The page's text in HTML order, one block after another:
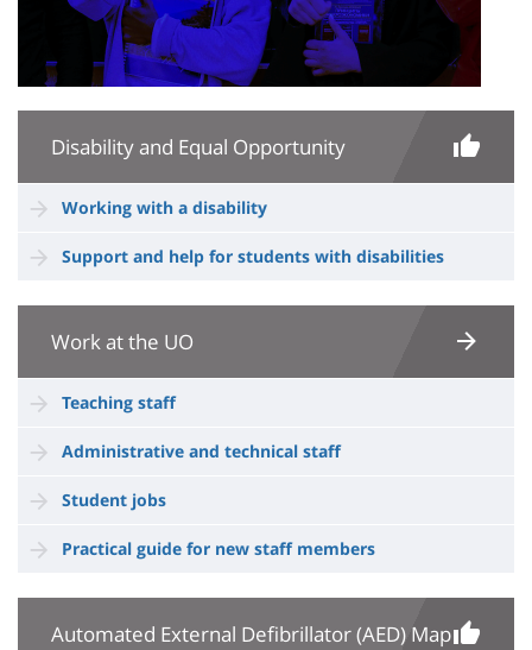
Disability and Equal Opportunity
Working with a disability
Support and help for students with disabilities
Work at the UO
Teaching staff
Administrative and technical staff
Student jobs
Practical guide for new staff members
Automated External Defibrillator (AED) Map